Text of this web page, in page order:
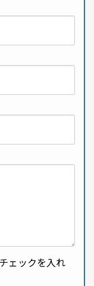
ェックを入れ